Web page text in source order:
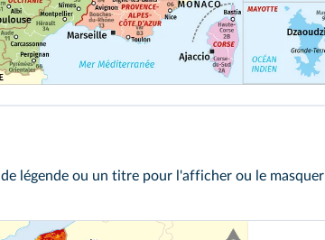
de légende ou un titre pour l'afficher ou le masquer